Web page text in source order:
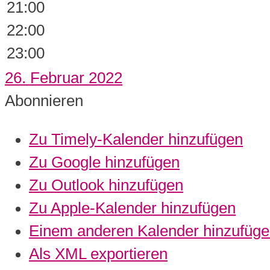
21:00
22:00
23:00
26. Februar 2022
Abonnieren
Zu Timely-Kalender hinzufügen
Zu Google hinzufügen
Zu Outlook hinzufügen
Zu Apple-Kalender hinzufügen
Einem anderen Kalender
Als XML exportieren